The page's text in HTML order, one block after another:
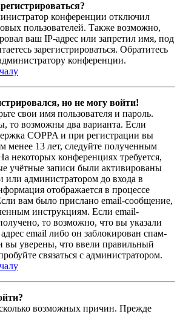
конференции отключил
пользователей. Также возможно,
ваш IP-адрес или запретил имя, под
зарегистрироваться. Обратитесь
конференции.
но не могу войти!
свои имя пользователя и пароль.
то возможны два варианта. Если
COPPA и при регистрации вы
менее 13 лет, следуйте полученным
некоторых конференциях требуется,
учётные записи были активированы
или администратором до входа в
отображается в процессе
вам было прислано email-сообщение,
инструкциям. Если email-
то возможно, что вы указали
email либо он заблокирован спам-
вы уверены, что ввели правильный
связаться с администратором.
возможных причин. Прежде